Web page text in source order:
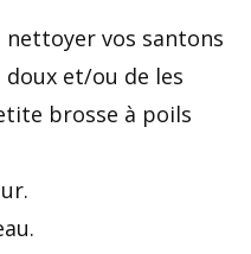
nettoyer vos santons
doux et/ou de les
brosse à poils